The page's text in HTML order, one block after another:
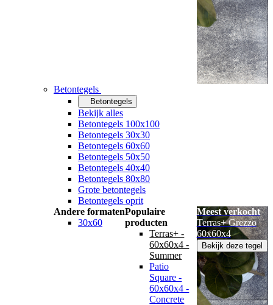
Betontegels
Betontegels
Bekijk alles
Betontegels 100x100
Betontegels 30x30
Betontegels 60x60
Betontegels 50x50
Betontegels 40x40
Betontegels 80x80
Grote betontegels
Betontegels oprit
Andere formaten
30x60
Populaire
producten
Terras+ -
60x60x4 -
Summer
Patio
Square -
60x60x4 -
Concrete
Meest verkocht
Terras+ Grezzo
60x60x4
Bekijk deze tegel